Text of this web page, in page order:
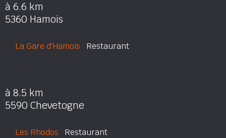
à 6.6 km
5360 Hamois
La Gare d'Hamois Restaurant
à 8.5 km
5590 Chevetogne
Les Rhodos Restaurant